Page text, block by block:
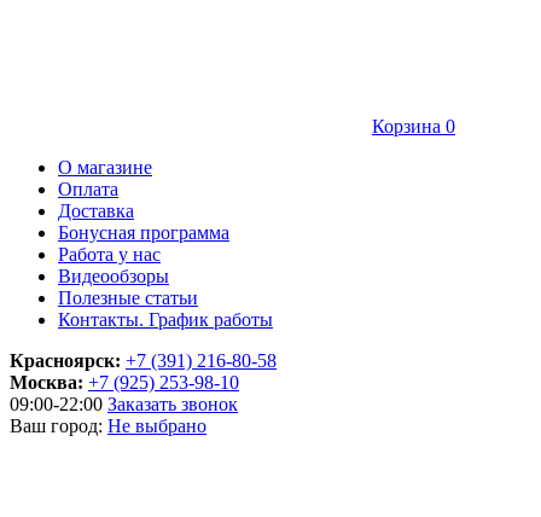
Корзина 0
О магазине
Оплата
Доставка
Бонусная программа
Работа у нас
Видеообзоры
Полезные статьи
Контакты. График работы
Красноярск: +7 (391) 216-80-58
Москва: +7 (925) 253-98-10
09:00-22:00 Заказать звонок
Ваш город: Не выбрано